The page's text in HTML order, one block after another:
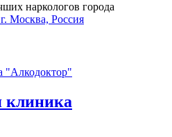
наркологов города
Москва, Россия
клиника